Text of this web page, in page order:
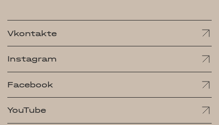
Vkontakte
Instagram
Facebook
YouTube